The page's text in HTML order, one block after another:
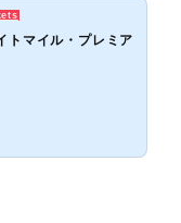
マイル・プレミア